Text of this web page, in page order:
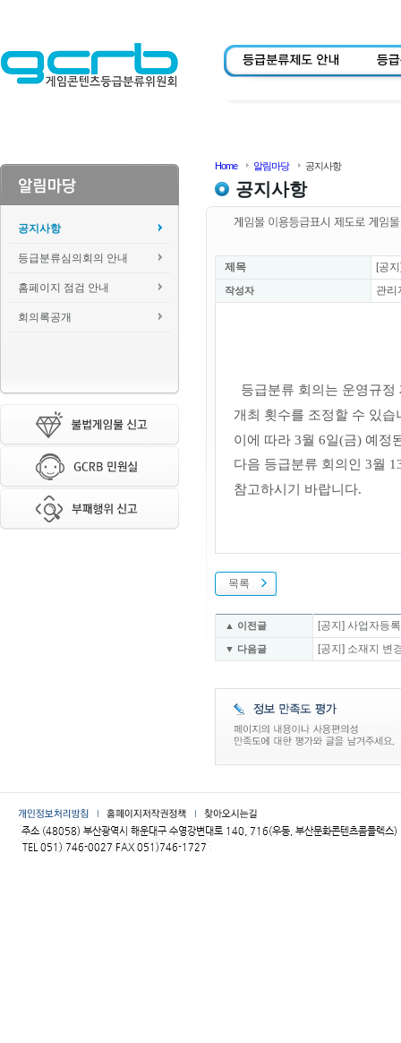
공지사항
등급분류심의회의 안내
홈페이지 점검 안내
회의록공개
Home 알림마당 공지사항
공지사항
제목 [공
작성자 관리
등급분류 회의는 운영규
개최 횟수를 조정할 수 있습
이에 따라 3월 6일(금)예정
다음 등급분류 회의인 3월
참고하시기 바랍니다.
목록
▲ 이전글 [공지] 사업자등
▼ 다음글 [공지] 소재지 변